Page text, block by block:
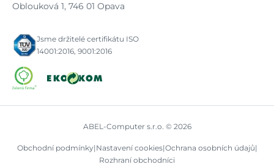
Oblouková 1, 746 01 Opava
Jsme držitelé certifikátu ISO
14001:2016, 9001:2016
ABEL-Computer s.r.o. © 2026
Obchodní podmínky|Nastavení cookies|Ochrana osobních údajů|
Rozhraní obchodníci